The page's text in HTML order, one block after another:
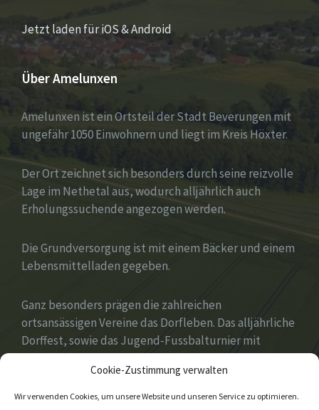
Cookie-Zustimmung verwalten
Wir verwenden Cookies, um unsere Website und unseren Service zu optimieren.
Jetzt laden für iOS & Android
Über Amelunxen
Amelunxen ist ein Ortsteil der Stadt Beverungen mit
ungefähr 1050 Einwohnern und liegt im Kreis Höxter.
Der Ort zeichnet sich besonders durch seine reizvolle
Lage im Nethetal aus, wodurch alljährlich auch
Erholungssuchende angezogen werden.
Die Grundversorgung ist mit einem Bäcker und einem
Lebensmittelladen gegeben.
Ganz besonders prägen die zahlreichen
ortsansässigen Vereine das Dorfleben. Das alljährliche
Dorffest, sowie das Jugend-Fussbalturnier mit
zahlreichen Gastvereinen aus ganz Deutschland
gehören zu den Höhepunkten des Jahres.